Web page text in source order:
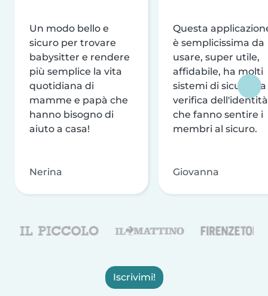
Un modo bello e
sicuro per trovare
babysitter e rendere
più semplice la vita
quotidiana di
mamme e papà che
hanno bisogno di
aiuto a casa!
Nerina
Questa
è semplicissima da
usare, super utile,
affidabile, ha molti
sistemi di sicurezza
verifica dell'identità
che fanno sentire i
membri al sicuro.
Giovanna
Iscrivimi!